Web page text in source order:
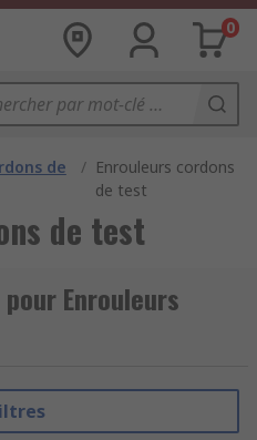
0
de
/ Enrouleurs cordons
de test
de test
Enrouleurs